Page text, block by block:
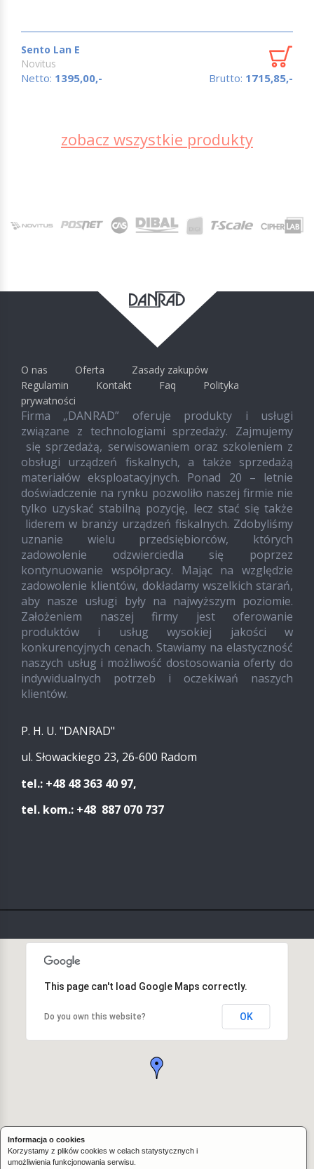
Informacja o cookies
Korzystamy z plików cookies w celach statystycznych i
umożliwienia funkcjonowania serwisu.
Sento Lan E
Novitus
Netto: 1395,00,- Brutto: 1715,85,-
zobacz wszystkie produkty
O nas Oferta
Zasady zakupów
Regulamin
Kontakt Faq
Polityka
prywatności
Firma „DANRAD” oferuje produkty i usługi
związane z technologiami sprzedaży. Zajmujemy
się sprzedażą, serwisowaniem oraz szkoleniem z
obsługi urządzeń fiskalnych, a także sprzedażą
materiałów eksploatacyjnych. Ponad 20 – letnie
doświadczenie na rynku pozwoliło naszej firmie nie
tylko uzyskać stabilną pozycję, lecz stać się także
liderem w branży urządzeń fiskalnych. Zdobyliśmy
uznanie wielu przedsiębiorców, których
zadowolenie odzwierciedla się poprzez
kontynuowanie współpracy. Mając na względzie
zadowolenie klientów, dokładamy wszelkich starań,
aby nasze usługi były na najwyższym poziomie.
Założeniem naszej firmy jest oferowanie
produktów i usług wysokiej jakości w
konkurencyjnych cenach. Stawiamy na elastyczność
naszych usług i możliwość dostosowania oferty do
indywidualnych potrzeb i oczekiwań naszych
klientów.
P. H. U. "DANRAD"
ul. Słowackiego 23, 26-600 Radom
tel.: +48 48 363 40 97,
tel. kom.: +48 887 070 737
This page can't load Google Maps correctly.
Do you own this website? OK